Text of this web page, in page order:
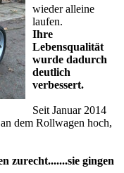
wieder alleine
laufen.
Ihre
Lebensqualität
wurde dadurch
deutlich
verbessert.
Seit Januar 2014
dem Rollwagen hoch,
zurecht.......sie gingen